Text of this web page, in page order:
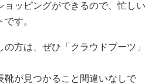
ョッピングができるので、忙しい
す。
方は、ぜひ「クラウドブーツ」
靴が見つかること間違いなしで